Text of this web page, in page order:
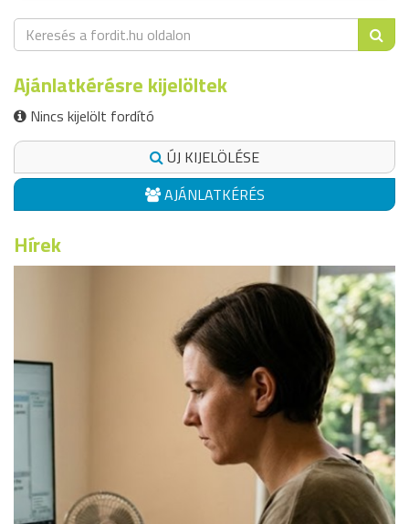
Ajánlatkérésre kijelöltek
Nincs kijelölt fordító
ÚJ KIJELÖLÉSE
AJÁNLATKÉRÉS
Hírek